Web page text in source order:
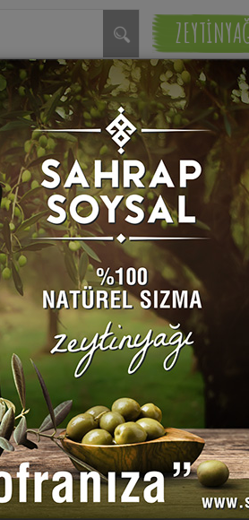
TARİFİ PAYLAŞ TARİFİ